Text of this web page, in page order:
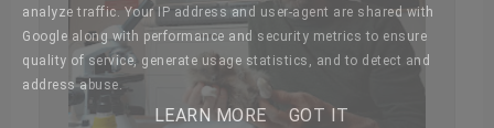
analyze traffic. Your IP address and user-agent are shared with
Google along with performance and security metrics to ensure
quality of service, generate usage statistics, and to detect and
address abuse.
LEARN MORE GOT IT